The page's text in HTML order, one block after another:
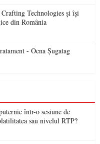
Technologies și își
din România
- Ocna Șugatag
într-o sesiune de
sau nivelul RTP?